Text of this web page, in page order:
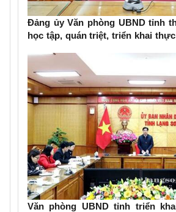
Đảng ủy Văn phòng UBND tỉnh
học tập, quán triệt, triển khai thực
Văn phòng UBND tỉnh triển